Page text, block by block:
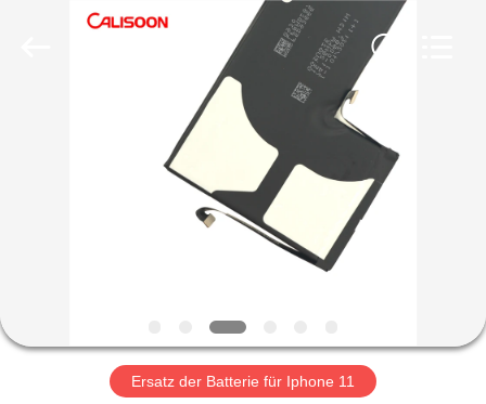
STARTSEITE
PRODUKTE
ÜBER
UNS
Ersatz der Batterie für Iphone 11